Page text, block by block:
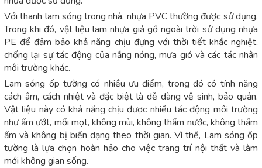
Với thanh lam sóng trong nhà, nhựa PVC thường được sử dụng.
Trong khi đó, vật liệu lam nhựa giả gỗ ngoài trời sử dụng nhựa
PE để đảm bảo khả năng chịu đựng với thời tiết khắc nghiệt,
chống lại sự tác động của nắng nóng, mưa gió và các tác nhân
môi trường khác.
Lam sóng ốp tường có nhiều ưu điểm, trong đó có tính năng
cách âm, cách nhiệt và đặc biệt là dễ dàng vệ sinh, bảo quản.
Vật liệu này có khả năng chịu được nhiều tác động môi trường
như ẩm ướt, mối mọt, không mùi, không thấm nước, không thấm
ẩm và không bị biến dạng theo thời gian. Vì thế, Lam sóng ốp
tường là lựa chọn hoàn hảo cho việc trang trí nội thất và làm
mới không gian sống.